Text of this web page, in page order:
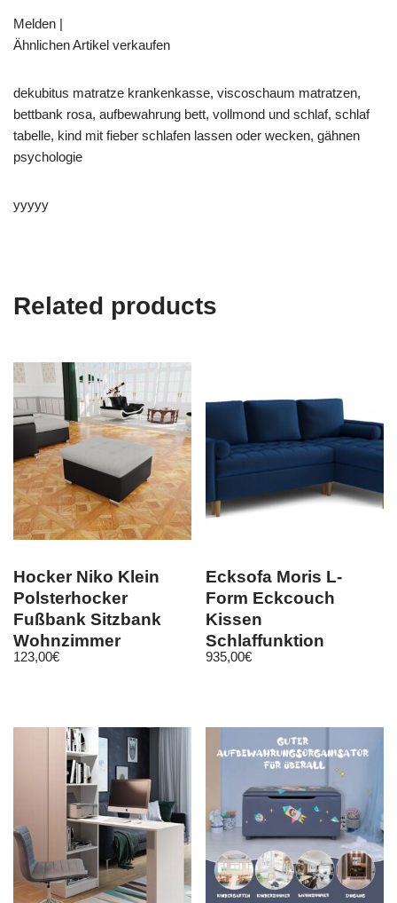
Melden |
Ähnlichen Artikel verkaufen
dekubitus matratze krankenkasse, viscoschaum matratzen,
bettbank rosa, aufbewahrung bett, vollmond und schlaf, schlaf
tabelle, kind mit fieber schlafen lassen oder wecken, gähnen
psychologie
yyyyy
Related products
Hocker Niko Klein
Polsterhocker
Fußbank Sitzbank
Wohnzimmer
Polstergarnitur Pouf
123,00€
Ecksofa Moris L-
Form Eckcouch
Kissen
Schlaffunktion
Bettkasten Stoff blau
935,00€